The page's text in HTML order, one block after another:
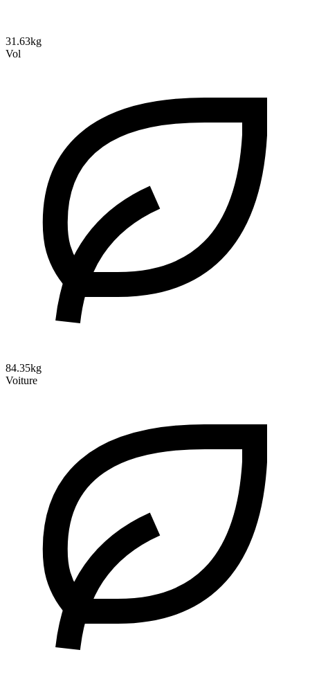
31.63kg
Vol
84.35kg
Voiture